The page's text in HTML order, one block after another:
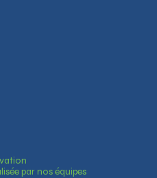
par nos équipes